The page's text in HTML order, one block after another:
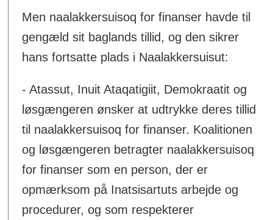
Men naalakkersuisoq for finanser havde til
gengæld sit baglands tillid, og den sikrer
hans fortsatte plads i Naalakkersuisut:
- Atassut, Inuit Ataqatigiit, Demokraatit og
løsgængeren ønsker at udtrykke deres tillid
til naalakkersuisoq for finanser. Koalitionen
og løsgængeren betragter naalakkersuisoq
for finanser som en person, der er
opmærksom på Inatsisartuts arbejde og
procedurer, og som respekterer